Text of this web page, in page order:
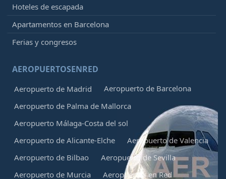
Hoteles de escapada
Apartamentos en Barcelona
Ferias y congresos
AEROPUERTOSENRED
Aeropuerto de Madrid
Aeropuerto de Barcelona
Aeropuerto de Palma de Mallorca
Aeropuerto Málaga-Costa del sol
Aeropuerto de Alicante-Elche
Aeropuerto de Valencia
Aeropuerto de Bilbao
Aeropuerto de Sevilla
Aeropuerto de Murcia
Aeropuertos en Red